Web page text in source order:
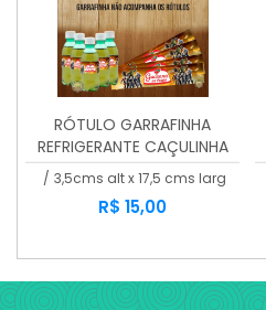
RÓTULO GARRAFINHA
REFRIGERANTE CAÇULINHA
/ 3,5cms alt x 17,5 cms larg
R$ 15,00